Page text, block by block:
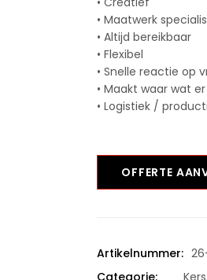
• Maatwerk
• Altijd bereikbaar
• Flexibel
• Snelle reactie op
• Maakt waar wat
• Logistiek /
OFFERTE
Artikelnummer:
Categorie: